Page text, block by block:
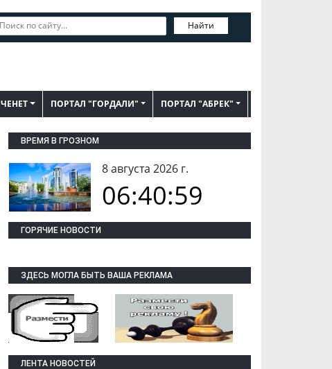
Найти
ЧЕНЕТ ПОРТАЛ "ГОРДАЛИ" ПОРТАЛ "АБРЕК"
ВРЕМЯ В ГРОЗНОМ
8 августа 2026 г.
06:41:00
ГОРЯЧИЕ НОВОСТИ
ЗДЕСЬ МОГЛА БЫТЬ ВАША РЕКЛАМА
ЛЕНТА НОВОСТЕЙ